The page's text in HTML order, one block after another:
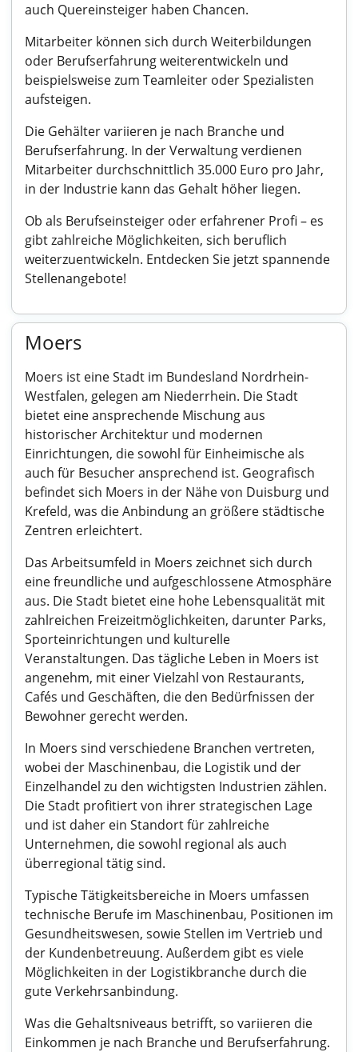
auch Quereinsteiger haben Chancen.
Mitarbeiter können sich durch Weiterbildungen
oder Berufserfahrung weiterentwickeln und
beispielsweise zum Teamleiter oder Spezialisten
aufsteigen.
Die Gehälter variieren je nach Branche und
Berufserfahrung. In der Verwaltung verdienen
Mitarbeiter durchschnittlich 35.000 Euro pro Jahr,
in der Industrie kann das Gehalt höher liegen.
Ob als Berufseinsteiger oder erfahrener Profi – es
gibt zahlreiche Möglichkeiten, sich beruflich
weiterzuentwickeln. Entdecken Sie jetzt spannende
Stellenangebote!
Moers
Moers ist eine Stadt im Bundesland Nordrhein-
Westfalen, gelegen am Niederrhein. Die Stadt
bietet eine ansprechende Mischung aus
historischer Architektur und modernen
Einrichtungen, die sowohl für Einheimische als
auch für Besucher ansprechend ist. Geografisch
befindet sich Moers in der Nähe von Duisburg und
Krefeld, was die Anbindung an größere städtische
Zentren erleichtert.
Das Arbeitsumfeld in Moers zeichnet sich durch
eine freundliche und aufgeschlossene Atmosphäre
aus. Die Stadt bietet eine hohe Lebensqualität mit
zahlreichen Freizeitmöglichkeiten, darunter Parks,
Sporteinrichtungen und kulturelle
Veranstaltungen. Das tägliche Leben in Moers ist
angenehm, mit einer Vielzahl von Restaurants,
Cafés und Geschäften, die den Bedürfnissen der
Bewohner gerecht werden.
In Moers sind verschiedene Branchen vertreten,
wobei der Maschinenbau, die Logistik und der
Einzelhandel zu den wichtigsten Industrien zählen.
Die Stadt profitiert von ihrer strategischen Lage
und ist daher ein Standort für zahlreiche
Unternehmen, die sowohl regional als auch
überregional tätig sind.
Typische Tätigkeitsbereiche in Moers umfassen
technische Berufe im Maschinenbau, Positionen im
Gesundheitswesen, sowie Stellen im Vertrieb und
der Kundenbetreuung. Außerdem gibt es viele
Möglichkeiten in der Logistikbranche durch die
gute Verkehrsanbindung.
Was die Gehaltsniveaus betrifft, so variieren die
Einkommen je nach Branche und Berufserfahrung.